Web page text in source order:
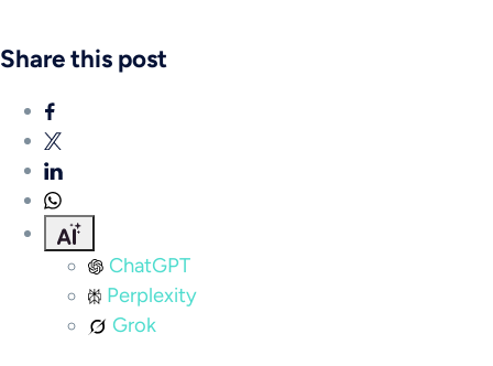
Share this post
ChatGPT
Perplexity
Grok